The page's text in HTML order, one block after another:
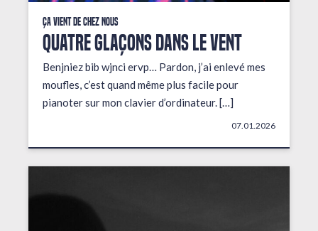
Ça vient de chez nous
QUATRE GLAÇONS DANS LE VENT
Benjniez bib wjnci ervp… Pardon, j’ai enlevé mes
moufles, c’est quand même plus facile pour
pianoter sur mon clavier d’ordinateur. […]
07.01.2026